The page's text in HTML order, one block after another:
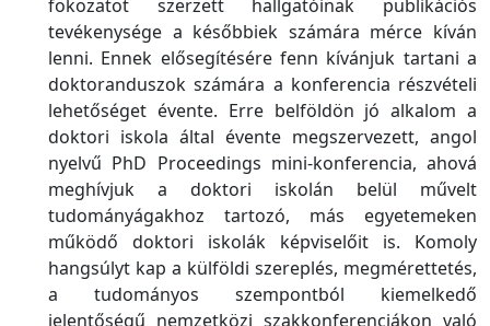
fokozatot szerzett hallgatóinak publikációs
tevékenysége a későbbiek számára mérce kíván
lenni. Ennek elősegítésére fenn kívánjuk tartani a
doktoranduszok számára a konferencia részvételi
lehetőséget évente. Erre belföldön jó alkalom a
doktori iskola által évente megszervezett, angol
nyelvű PhD Proceedings mini-konferencia, ahová
meghívjuk a doktori iskolán belül művelt
tudományágakhoz tartozó, más egyetemeken
működő doktori iskolák képviselőit is. Komoly
hangsúlyt kap a külföldi szereplés, megmérettetés,
a tudományos szempontból kiemelkedő
jelentőségű nemzetközi szakkonferenciákon való